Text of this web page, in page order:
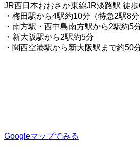
JR西日本おおさか東線JR淡路駅 徒
・梅田駅から4駅約10分（特急2駅8分
・南方駅・西中島南方駅から2駅約5
・新大阪駅から2駅約5分
・関西空港駅から新大阪駅まで約50
Googleマップでみる